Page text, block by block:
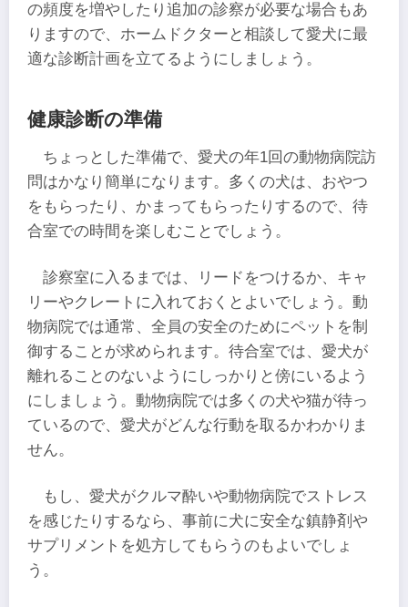
の頻度を増やしたり追加の診察が必要な場合もあ
りますので、ホームドクターと相談して愛犬に最
適な診断計画を立てるようにしましょう。
健康診断の準備
ちょっとした準備で、愛犬の年1回の動物病院訪
問はかなり簡単になります。多くの犬は、おやつ
をもらったり、かまってもらったりするので、待
合室での時間を楽しむことでしょう。
診察室に入るまでは、リードをつけるか、キャ
リーやクレートに入れておくとよいでしょう。動
物病院では通常、全員の安全のためにペットを制
御することが求められます。待合室では、愛犬が
離れることのないようにしっかりと傍にいるよう
にしましょう。動物病院では多くの犬や猫が待っ
ているので、愛犬がどんな行動を取るかわかりま
せん。
もし、愛犬がクルマ酔いや動物病院でストレス
を感じたりするなら、事前に犬に安全な鎮静剤や
サプリメントを処方してもらうのもよいでしょ
う。